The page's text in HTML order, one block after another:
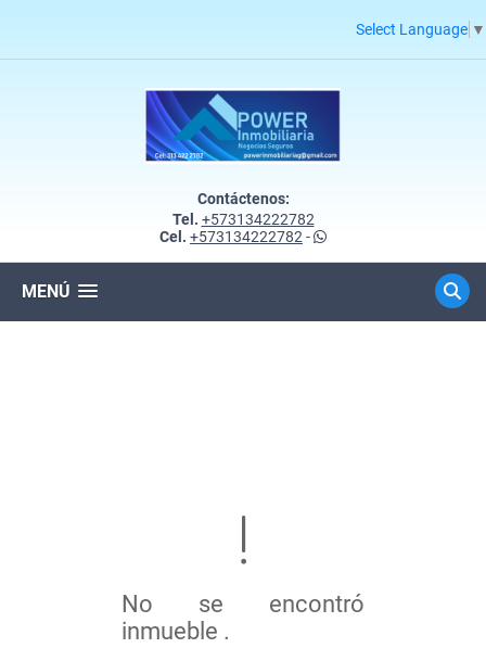
Select Language ▼
Contáctenos:
Tel. +573134222782
Cel. +573134222782 -
MENÚ
No se encontró
inmueble .